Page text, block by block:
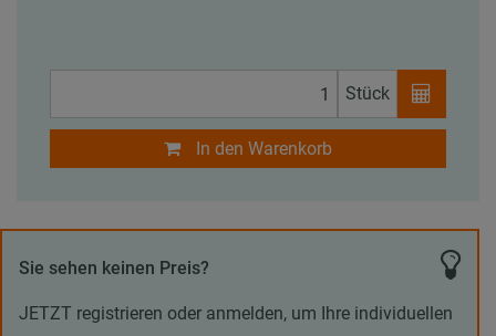
Stück
In den Warenkorb
Sie sehen keinen Preis?
JETZT registrieren oder anmelden, um Ihre individuellen